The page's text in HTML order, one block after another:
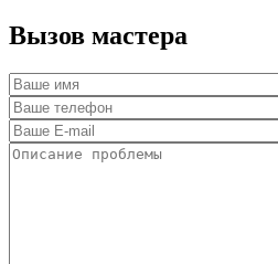
Вызов мастера